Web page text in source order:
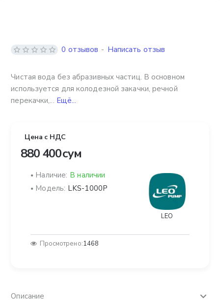
Чистая вода без абразивных частиц. В основном
используется для колодезной закачки, речной
перекачки,... Ещё...
0 отзывов - Написать отзыв
Цена с НДС
880 400 сум
Наличие: В наличии
Модель: LKS-1000P
LEO
Просмотрено:1468
Описание